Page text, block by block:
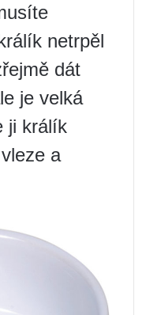
netrpěl
dát
je velká
ji králík
a